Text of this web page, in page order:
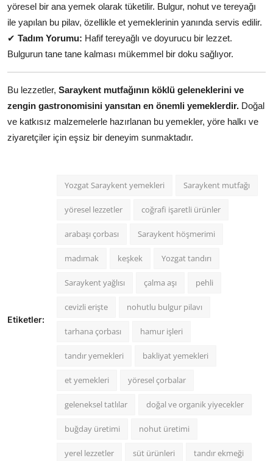
yöresel bir ana yemek olarak tüketilir. Bulgur, nohut ve tereyağı
ile yapılan bu pilav, özellikle et yemeklerinin yanında servis edilir.
✔ Tadım Yorumu: Hafif tereyağlı ve doyurucu bir lezzet.
Bulgurun tane tane kalması mükemmel bir doku sağlıyor.
Bu lezzetler, Saraykent mutfağının köklü geleneklerini ve
zengin gastronomisini yansıtan en önemli yemeklerdir. Doğal
ve katkısız malzemelerle hazırlanan bu yemekler, yöre halkı ve
ziyaretçiler için eşsiz bir deneyim sunmaktadır.
Etiketler:
Yozgat Saraykent yemekleri Saraykent mutfağı
yöresel lezzetler coğrafi işaretli ürünler
arabaşı çorbası Saraykent höşmerimi
madımak keşkek Yozgat tandırı
Saraykent yağlısı çalma aşı pehli
cevizli erişte nohutlu bulgur pilavı
tarhana çorbası hamur işleri
tandır yemekleri bakliyat yemekleri
et yemekleri yöresel çorbalar
geleneksel tatlılar doğal ve organik yiyecekler
buğday üretimi nohut üretimi
yerel lezzetler süt ürünleri tandır ekmeği